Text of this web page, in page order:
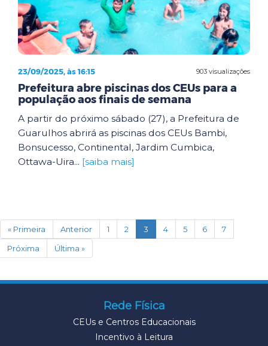
903 visualizações
23/09/2025, às 16:15
Prefeitura abre piscinas dos CEUs para a
população aos finais de semana
A partir do próximo sábado (27), a Prefeitura de
Guarulhos abrirá as piscinas dos CEUs Bambi,
Bonsucesso, Continental, Jardim Cumbica,
Ottawa-Uira... [saiba mais]
« Primeira Anterior 1 2 3 (current)
4 5 6
7
Próxima
Última »
Rede Física
CEUs e Centros Educacionais
Incentivo à Leitura